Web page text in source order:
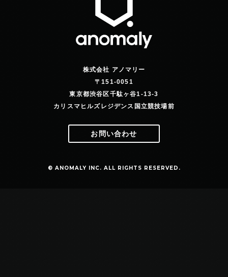
株式会社 アノマリー
〒151-0051
東京都渋谷区千駄ヶ谷1-13-3
カリスマヒルズレジデンス国立競技場前
お問い合わせ
© ANOMALY INC. ALL RIGHTS RESERVED.